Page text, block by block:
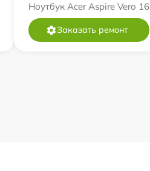
Ноутбук Acer Aspire Vero 16
Заказать ремонт